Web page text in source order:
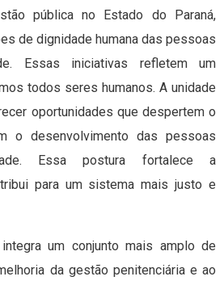
pública no Estado do Paraná,
de dignidade humana das pessoas
Essas iniciativas refletem um
todos seres humanos. A unidade
oportunidades que despertem o
o desenvolvimento das pessoas
Essa postura fortalece a
para um sistema mais justo e
um conjunto mais amplo de
da gestão penitenciária e ao